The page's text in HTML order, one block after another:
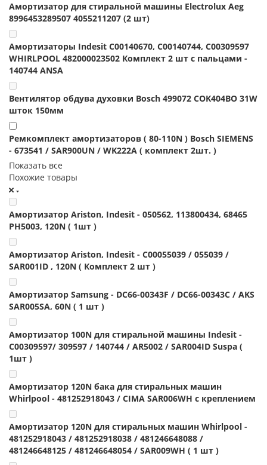
Амортизатор для стиральной машины Electrolux Aeg
8996453289507 4055211207 (2 шт)
Амортизаторы Indesit C00140670, C00140744, C00309597
WHIRLPOOL 482000023502 Комплект 2 шт с пальцами -
140744 ANSA
Вентилятор обдува духовки Bosch 499072 COK404BO 31W
шток 150мм
Ремкомплект амортизаторов ( 80-110N ) Bosch SIEMENS
- 673541 / SAR900UN / WK222A ( комплект 2шт. )
Показать все
Похожие товары
Амортизатор Ariston, Indesit - 050562, 113800434, 68465
PH5003, 120N ( 1шт )
Амортизатор Ariston, Indesit - C00055039 / 055039 /
SAR001ID , 120N ( Комплект 2 шт )
Амортизатор Samsung - DC66-00343F / DC66-00343C / AKS
SAR005SA, 60N ( 1 шт )
Амортизатор 100N для стиральной машины Indesit -
C00309597/ 309597 / 140744 / AR5002 / SAR004ID Suspa (
1шт )
Амортизатор 120N бака для стиральных машин
Whirlpool - 481252918043 / CIMA SAR006WH с креплением
Амортизатор 120N для стиральных машин Whirlpool -
481252918043 / 481252918038 / 481246648088 /
481246648125 / 481246648054 / SAR009WH ( 1 шт )